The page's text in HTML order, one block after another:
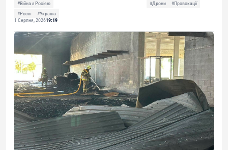
#Війна з Росією #Дрони
#Провокації
#Росія
#Україна
1 Серпня, 202619:19